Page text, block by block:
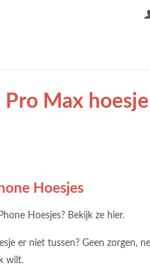
Max hoesje
Hoesjes
Hoesjes? Bekijk ze hier.
er niet tussen? Geen zorgen,
wilt.